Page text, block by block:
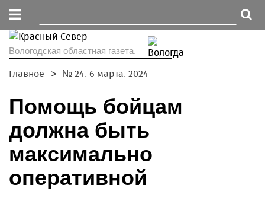
Вологодская областная газета.
Главное № 24, 6 марта, 2024
Помощь бойцам
должна быть
максимально
оперативной